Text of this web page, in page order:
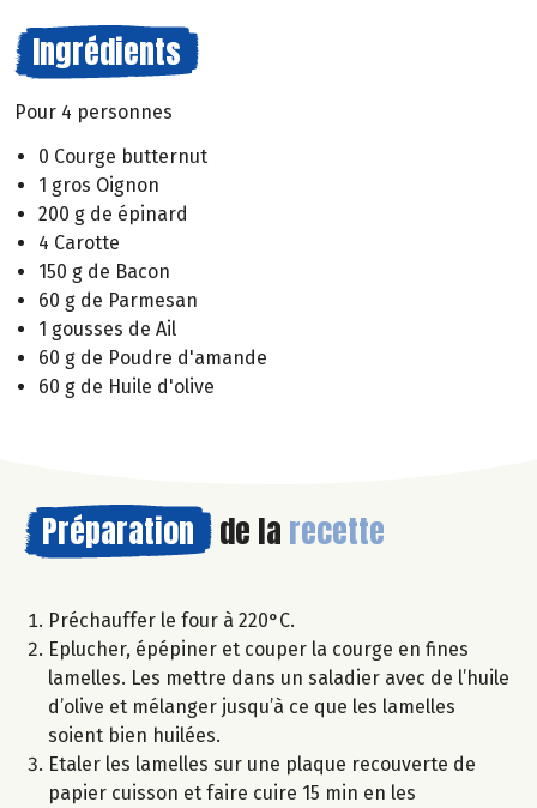
Ingrédients
Pour 4 personnes
0 Courge butternut
1 gros Oignon
200 g de épinard
4 Carotte
150 g de Bacon
60 g de Parmesan
1 gousses de Ail
60 g de Poudre d'amande
60 g de Huile d'olive
Préparation de la recette
Préchauffer le four à 220°C.
Eplucher, épépiner et couper la courge en fines
lamelles. Les mettre dans un saladier avec de l’huile
d’olive et mélanger jusqu’à ce que les lamelles
soient bien huilées.
Etaler les lamelles sur une plaque recouverte de
papier cuisson et faire cuire 15 min en les